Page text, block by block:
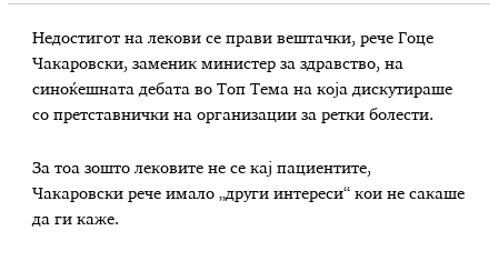
Недостигот на лекови се прави вештачки, рече Гоце
Чакаровски, заменик министер за здравство, на
синоќешната дебата во Топ Тема на која дискутираше
со претставнички на организации за ретки болести.
За тоа зошто лековите не се кај пациентите,
Чакаровски рече имало „други интереси“ кои не сакаше
да ги каже.